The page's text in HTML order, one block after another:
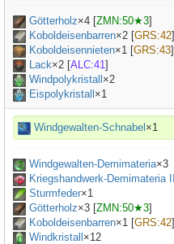
Götterholz×4 [ZMN:50★3]
Koboldeisenbarren×2 [GRS:42]
Koboldeisennieten×1 [GRS:43]
Lack×2 [ALC:41]
Windpolykristall ×2
Eispolykristall ×1
Windgewalten-Schnabel ×1
Windgewalten-Demimateria×3
Kriegshandwerk-Demimateria III
Sturmfeder×1
Götterholz×3 [ZMN:50★3]
Koboldeisenbarren×1 [GRS:42]
Windkristall ×12